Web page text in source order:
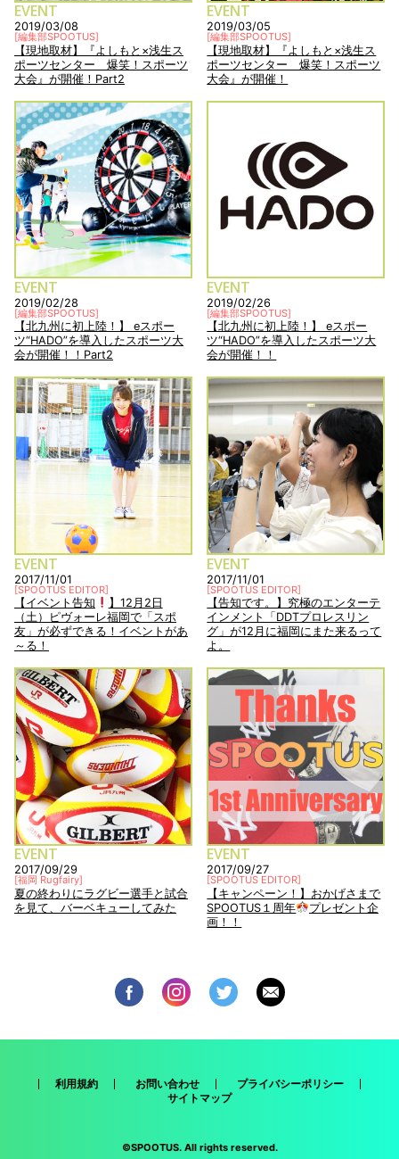
EVENT
2019/03/08
[編集部SPOOTUS]
【現地取材】『よしもと×浅生ス
ポーツセンター 爆笑！スポーツ
大会』が開催！Part2
EVENT
2019/03/05
[編集部SPOOTUS]
【現地取材】『よしもと×浅生ス
ポーツセンター 爆笑！スポーツ
大会』が開催！
EVENT
2019/02/28
[編集部SPOOTUS]
【北九州に初上陸！】 eスポー
ツ“HADO”を導入したスポーツ大
会が開催！！Part2
EVENT
2019/02/26
[編集部SPOOTUS]
【北九州に初上陸！】 eスポー
ツ“HADO”を導入したスポーツ大
会が開催！！
EVENT
2017/11/01
[SPOOTUS EDITOR]
【イベント告知
】12月2日
（土）ピヴォーレ福岡で「スポ
友」が必ずできる！イベントがあ
～る！
EVENT
2017/11/01
[SPOOTUS EDITOR]
【告知です。】究極のエンターテ
インメント「DDTプロレスリン
グ」が12月に福岡にまた来るって
よ。
EVENT
2017/09/29
[福岡 Rugfairy]
夏の終わりにラグビー選手と試合
を見て、バーベキューしてみた
EVENT
2017/09/27
[SPOOTUS EDITOR]
【キャンペーン！】おかげさまで
SPOOTUS１周年
プレゼント企
画！！
利用規約 お問い合わせ
プライバシーポリシー
サイトマップ
©SPOOTUS. All rights reserved.